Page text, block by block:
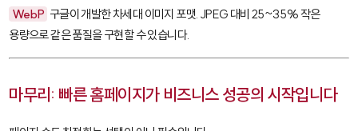
WebP 구글이 개발한 차세대 이미지 포맷. JPEG 대비 25~35% 작은
용량으로 같은 품질을 구현할 수 있습니다.
마무리: 빠른 홈페이지가 비즈니스 성공의 시작입니다